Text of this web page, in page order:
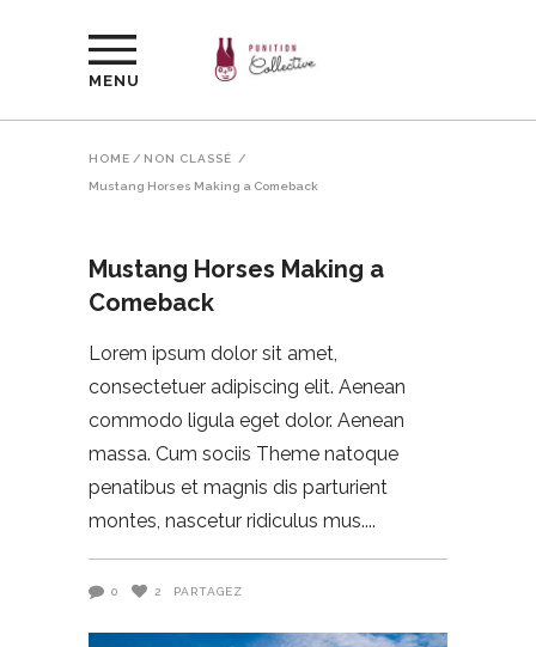
MENU
HOME / NON CLASSÉ /
Mustang Horses Making a Comeback
Mustang Horses Making a
Comeback
Lorem ipsum dolor sit amet,
consectetuer adipiscing elit. Aenean
commodo ligula eget dolor. Aenean
massa. Cum sociis Theme natoque
penatibus et magnis dis parturient
montes, nascetur ridiculus mus.
0 2 PARTAGEZ